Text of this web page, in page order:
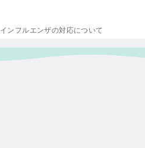
インフルエンザの対応について